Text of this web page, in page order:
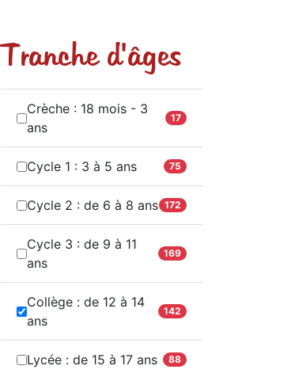
Tranche d'âges
Crèche : 18 mois - 3
ans
17
Cycle 1 : 3 à 5 ans 75
Cycle 2 : de 6 à 8 ans 172
Cycle 3 : de 9 à 11
ans
169
Collège : de 12 à 14
ans
142
Lycée : de 15 à 17 ans 88